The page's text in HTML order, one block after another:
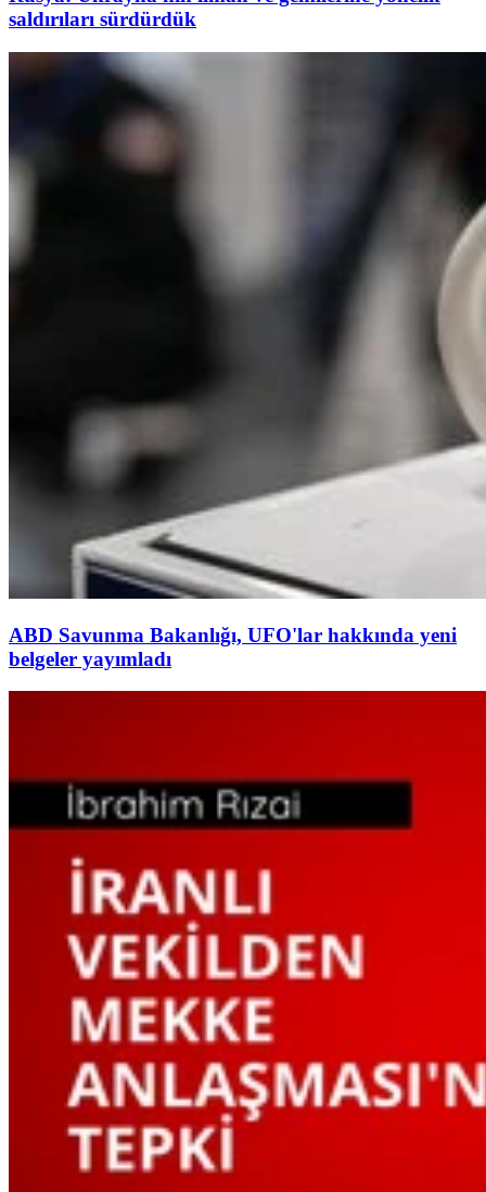
saldırıları sürdürdük
ABD Savunma Bakanlığı, UFO'lar hakkında yeni
belgeler yayımladı